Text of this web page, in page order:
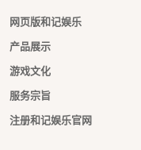
网页版和记娱乐
产品展示
游戏文化
服务宗旨
注册和记娱乐官网